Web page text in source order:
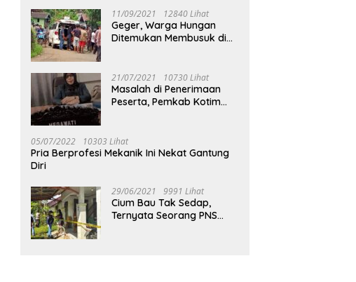
11/09/2021 12840 Lihat
Geger, Warga Hungan
Ditemukan Membusuk di
21/07/2021 10730 Lihat
Masalah di Penerimaan
Peserta, Pemkab Kotim
05/07/2022 10303 Lihat
Pria Berprofesi Mekanik Ini Nekat Gantung
Diri
29/06/2021 9991 Lihat
Cium Bau Tak Sedap,
Ternyata Seorang PNS